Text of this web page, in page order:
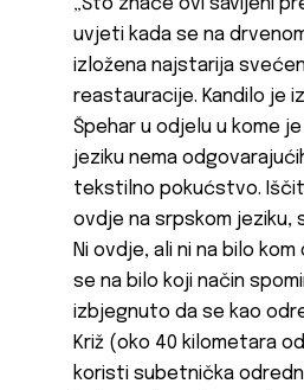
„Što znače ovi savijeni
uvjeti kada se na
izložena najstarija
reastauracije. Kandilo je
Špehar u odjelu u kome
jeziku nema
tekstilno pokućstvo.
ovdje na srpskom jeziku,
Ni ovdje, ali ni na bilo
se na bilo koji način
izbjegnuto da se kao
Križ (oko 40 kilometara
koristi subetnička